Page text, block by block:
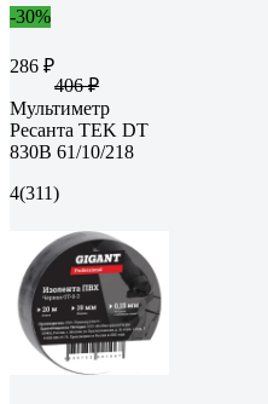
-30%
286 ₽
406 ₽
Мультиметр
Ресанта TEK DT
830B 61/10/218
4(311)